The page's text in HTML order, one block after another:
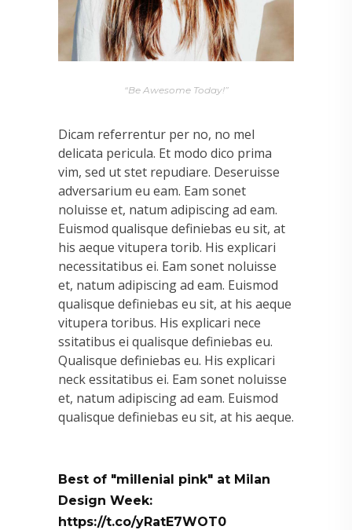
“Be Awesome Today!”
Dicam referrentur per no, no mel
delicata pericula. Et modo dico prima
vim, sed ut stet repudiare. Deseruisse
adversarium eu eam. Eam sonet
noluisse et, natum adipiscing ad eam.
Euismod qualisque definiebas eu sit, at
his aeque vitupera torib. His explicari
necessitatibus ei. Eam sonet noluisse
et, natum adipiscing ad eam. Euismod
qualisque definiebas eu sit, at his aeque
vitupera toribus. His explicari nece
ssitatibus ei qualisque definiebas eu.
Qualisque definiebas eu. His explicari
neck essitatibus ei. Eam sonet noluisse
et, natum adipiscing ad eam. Euismod
qualisque definiebas eu sit, at his aeque.
Best of "millenial pink" at Milan
Design Week:
https://t.co/yRatE7WOT0